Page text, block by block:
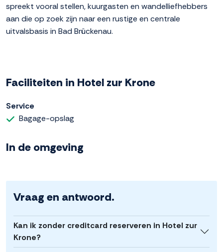
spreekt vooral stellen, kuurgasten en wandelliefhebbers
aan die op zoek zijn naar een rustige en centrale
uitvalsbasis in Bad Brückenau.
Faciliteiten in Hotel zur Krone
Service
Bagage-opslag
In de omgeving
Vraag en antwoord.
Kan ik zonder creditcard reserveren in Hotel zur
Krone?